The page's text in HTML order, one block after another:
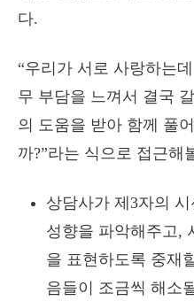
다.
“우리가 서로 사랑하는
무 부담을 느껴서 결국
의 도움을 받아 함께 풀
까?”라는 식으로 접근해
상담사가 제3자의
성향을 파악해주고,
을 표현하도록 중재
음들이 조금씩 해소